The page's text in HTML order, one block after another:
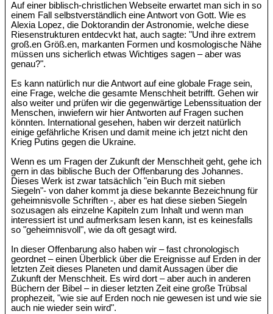
Auf einer biblisch-christlichen Webseite erwartet man sich in so
einem Fall selbstverständlich eine Antwort von Gott. Wie es
Alexia Lopez, die Doktorandin der Astronomie, welche diese
Riesenstrukturen entdecvkt hat, auch sagte: "Und ihre extrem
groß.en Größ.en, markanten Formen und kosmologische Nähe
müssen uns sicherlich etwas Wichtiges sagen – aber was
genau?".
Es kann natürlich nur die Antwort auf eine globale Frage sein,
eine Frage, welche die gesamte Menschheit betrifft. Gehen wir
also weiter und prüfen wir die gegenwärtige Lebenssituation der
Menschen, inwiefern wir hier Antworten auf Fragen suchen
könnten. International gesehen, haben wir derzeit natürlich
einige gefährliche Krisen und damit meine ich jetzt nicht den
Krieg Putins gegen die Ukraine.
Wenn es um Fragen der Zukunft der Menschheit geht, gehe ich
gern in das biblische Buch der Offenbarung des Johannes.
Dieses Werk ist zwar tatsächlich "ein Buch mit sieben
Siegeln"- von daher kommt ja diese bekannte Bezeichnung für
geheimnisvolle Schriften -, aber es hat diese sieben Siegeln
sozusagen als einzelne Kapiteln zum Inhalt und wenn man
interessiert ist und aufmerksam lesen kann, ist es keinesfalls
so "geheimnisvoll", wie da oft gesagt wird.
In dieser Offenbarung also haben wir – fast chronologisch
geordnet – einen Überblick über die Ereignisse auf Erden in der
letzten Zeit dieses Planeten und damit Aussagen über die
Zukunft der Menschheit. Es wird dort – aber auch in anderen
Büchern der Bibel – in dieser letzten Zeit eine große Trübsal
prophezeit, "wie sie auf Erden noch nie gewesen ist und wie sie
auch nie wieder sein wird".